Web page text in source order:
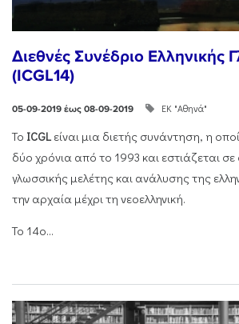
Διεθνές Συνέδριο Ελληνικής
(ICGL14)
05-09-2019 έως 08-09-2019 ΕΚ "Αθηνά"
To ICGL είναι μια διετής συνάντηση, η
δύο χρόνια από το 1993 και εστιάζεται σε
γλωσσικής μελέτης και ανάλυσης της
την αρχαία μέχρι τη νεοελληνική.
Το 14ο...